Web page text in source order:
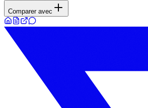
Comparer avec